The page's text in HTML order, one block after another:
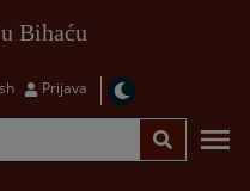
Bihaću
Prijava